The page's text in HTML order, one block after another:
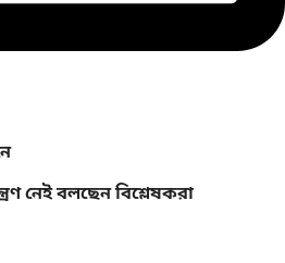
নেই বলছেন বিশ্লেষকরা